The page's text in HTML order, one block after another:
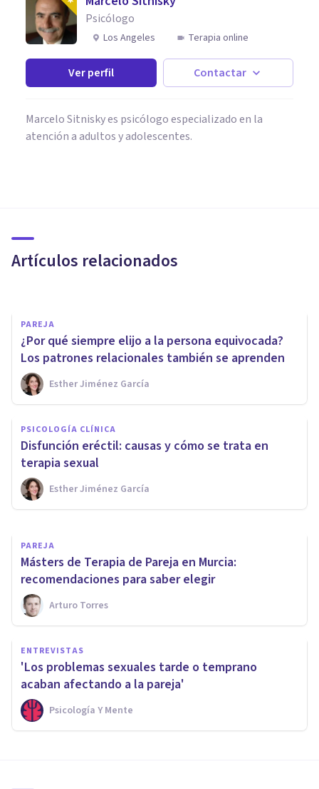
Psicólogo
Los Angeles Terapia online
Ver perfil Contactar
Marcelo Sitnisky es psicólogo especializado en la
atención a adultos y adolescentes.
Artículos relacionados
más prestigiosos
PAREJA
¿Por qué siempre elijo a la persona equivocada?
Los patrones relacionales también se aprenden
Esther Jiménez García
PSICOLOGÍA CLÍNICA
Disfunción eréctil: causas y cómo se trata en
terapia sexual
Esther Jiménez García
PSICOLOGÍA CLÍNICA
Cómo ser terapeuta de pareja
y especializarse
profesionalmente
Instituto De La Pareja
PAREJA
Másters de Terapia de Pareja en Murcia:
recomendaciones para saber elegir
Arturo Torres
ENTREVISTAS
'Los problemas sexuales tarde o temprano
acaban afectando a la pareja'
Psicología Y Mente